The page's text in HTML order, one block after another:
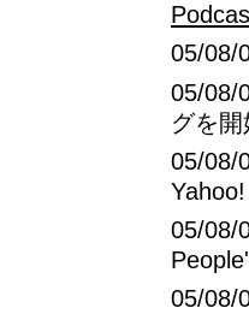
05/08/
05/08/
グを開
05/08/
05/08/
05/08/